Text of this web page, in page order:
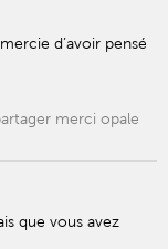
d’avoir pensé
merci opale
que vous avez